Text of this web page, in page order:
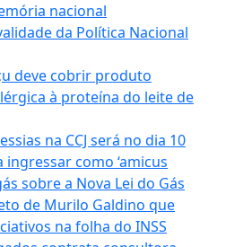
nacional
da Política Nacional
deve cobrir produto
à proteína do leite de
na CCJ será no dia 10
como ‘amicus
sobre a Nova Lei do Gás
de Murilo Galdino que
na folha do INSS